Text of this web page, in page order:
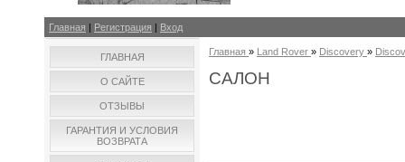
Главная | Регистрация | Вход
ГЛАВНАЯ
О САЙТЕ
ОТЗЫВЫ
ГАРАНТИЯ И УСЛОВИЯ
ВОЗВРАТА
Главная » Land Rover » Discovery »
САЛОН